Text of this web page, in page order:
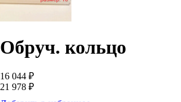
Обруч. кольцо
16 044 ₽
21 978 ₽